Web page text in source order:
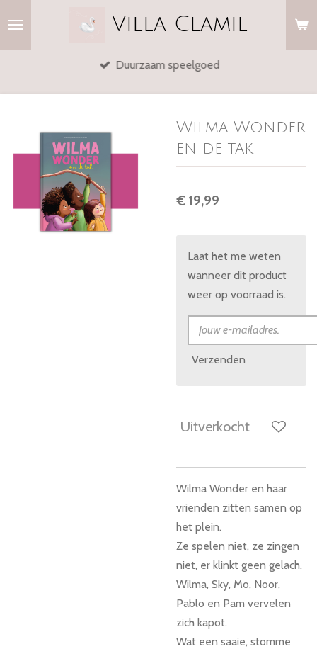
hoofdinhoud
Villa Clamil
Duurzaam speelgoed
Wilma Wonder
en de tak
€ 19,99
Laat het me weten
wanneer dit product
weer op voorraad is.
Verzenden
Uitverkocht
Wilma Wonder en haar
vrienden zitten samen op
het plein.
Ze spelen niet, ze zingen
niet, er klinkt geen gelach.
Wilma, Sky, Mo, Noor,
Pablo en Pam vervelen
zich kapot.
Wat een saaie, stomme